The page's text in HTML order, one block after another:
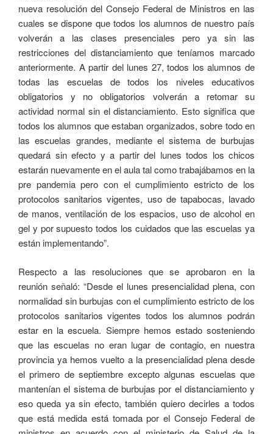
nueva resolución del Consejo Federal de Ministros en las
cuales se dispone que todos los alumnos de nuestro país
volverán a las clases presenciales pero ya sin las
restricciones del distanciamiento que teníamos marcado
anteriormente. A partir del lunes 27, todos los alumnos de
todas las escuelas de todos los niveles educativos
obligatorios y no obligatorios volverán a retomar su
actividad normal sin el distanciamiento. Esto significa que
todos los alumnos que estaban organizados, sobre todo en
las escuelas grandes, mediante el sistema de burbujas
quedará sin efecto y a partir del lunes todos los chicos
estarán nuevamente en el aula tal como trabajábamos en la
pre pandemia pero con el cumplimiento estricto de los
protocolos sanitarios vigentes, uso de tapabocas, lavado
de manos, ventilación de los espacios, uso de alcohol en
gel y por supuesto todos los cuidados que las escuelas ya
están implementando”.
Respecto a las resoluciones que se aprobaron en la
reunión señaló: “Desde el lunes presencialidad plena, con
normalidad sin burbujas con el cumplimiento estricto de los
protocolos sanitarios vigentes todos los alumnos podrán
estar en la escuela. Siempre hemos estado sosteniendo
que las escuelas no eran lugar de contagio, en nuestra
provincia ya hemos vuelto a la presencialidad plena desde
el primero de septiembre excepto algunas escuelas que
mantenían el sistema de burbujas por el distanciamiento y
eso queda ya sin efecto, también quiero decirles a todos
que está medida está tomada por el Consejo Federal de